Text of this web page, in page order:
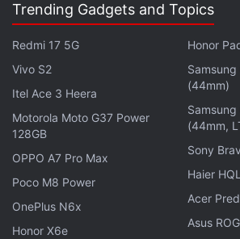
Samsung Galaxy A35 5G की कीमत कितनी
Samsung Galaxy A35 5G का 8GB
स्टोरेज वेरिएंट फ्लिपकार्ट पर 19,999 रुपये में
है।
CMF by Nothing Phone 2 Pro की कीमत
Trending Gadgets and Topics
Redmi 17 5G
Vivo S2
Itel Ace 3 Heera
Motorola Moto G37 Power
128GB
OPPO A7 Pro Max
Poco M8 Power
OnePlus N6x
Honor X6e
Honor
(44mm)
(44mm,
Sony
Haier
Acer
Asus